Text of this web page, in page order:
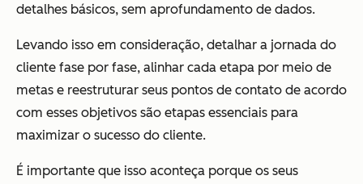
detalhes básicos, sem aprofundamento de dados.
Levando isso em consideração, detalhar a jornada do
cliente fase por fase, alinhar cada etapa por meio de
metas e reestruturar seus pontos de contato de acordo
com esses objetivos são etapas essenciais para
maximizar o sucesso do cliente.
É importante que isso aconteça porque os seus